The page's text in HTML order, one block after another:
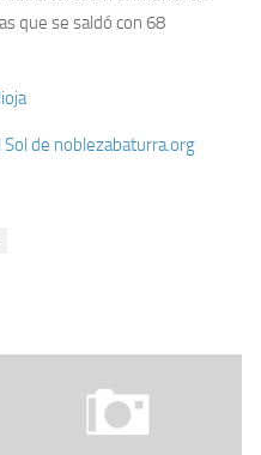
que se saldó con 68
de noblezabaturra.org